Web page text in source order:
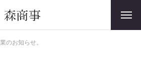
のお知らせ。